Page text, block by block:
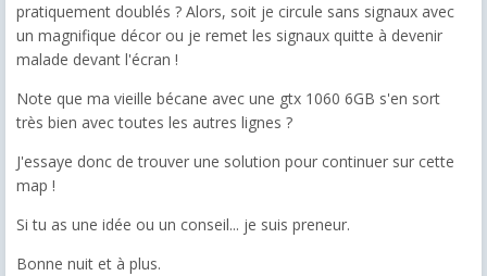
pratiquement doublés ? Alors, soit je circule sans signaux avec
un magnifique décor ou je remet les signaux quitte à devenir
malade devant l'écran !
Note que ma vieille bécane avec une gtx 1060 6GB s'en sort
très bien avec toutes les autres lignes ?
J'essaye donc de trouver une solution pour continuer sur cette
map !
Si tu as une idée ou un conseil... je suis preneur.
Bonne nuit et à plus.